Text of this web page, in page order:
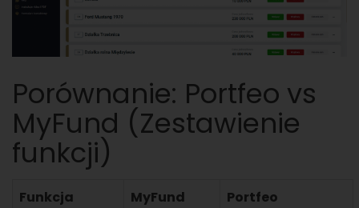
Porównanie: Portfeo vs
MyFund (Zestawienie
funkcji)
Funkcja MyFund
Portfeo